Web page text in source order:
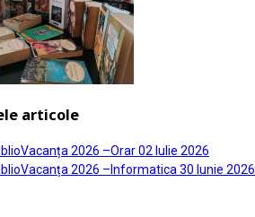
articole
2026 –Orar02 Iulie 2026
2026 –Informatica 30 Iunie 2026